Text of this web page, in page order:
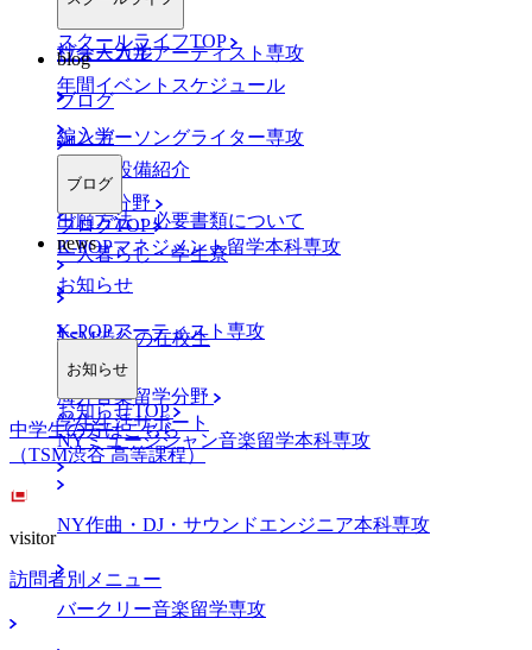
ヴォーカルアーティスト専攻
シンガーソングライター専攻
K-POP分野
K-POPマネジメント留学本科専攻
K-POPアーティスト専攻
海外音楽留学分野
NYミュージシャン音楽留学本科専攻
NY作曲・DJ・サウンドエンジニア本科専攻
バークリー音楽留学専攻
社会人入学
編入学
出願方法・必要書類について
スクールライフTOP
年間イベントスケジュール
施設・設備紹介
一人暮らし・学生寮
TSM渋谷の在校生
学生生活サポート
blog
ブログ
ブログ
ブログTOP
news
お知らせ
お知らせ
お知らせTOP
中学生の方はこちら
（TSM渋谷 高等課程）
visitor
訪問者別メニュー